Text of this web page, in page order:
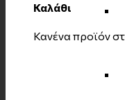
Καλάθι
Κανένα προϊόν